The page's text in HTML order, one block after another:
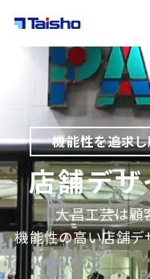
HOME
大昌工芸の特徴
サービス案内
店舗デザイン・店
内装工事
什器レンタル
業態別のご提案
カフェ・飲食店
ホテル
歯科医院
雑貨屋
イベントブース
物販
アパレル
機能性を追求し
店舗デザ
大昌工芸は顧
機能性の高い店舗デ